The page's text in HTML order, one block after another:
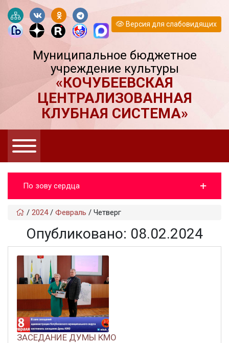
Версия для слабовидящих
Муниципальное бюджетное
учреждение культуры
«КОЧУБЕЕВСКАЯ
ЦЕНТРАЛИЗОВАННАЯ
КЛУБНАЯ СИСТЕМА»
По зову сердца
/ 2024/ Февраль / Четверг
Опубликовано: 08.02.2024
ЗАСЕДАНИЕ ДУМЫ КМО